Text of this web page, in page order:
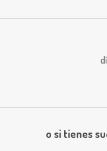
o si tienes